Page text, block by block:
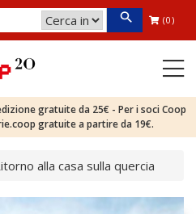
(0)
gratuite da 25€ - Per i soci Coop
gratuite a partire da 19€.
alla casa sulla quercia